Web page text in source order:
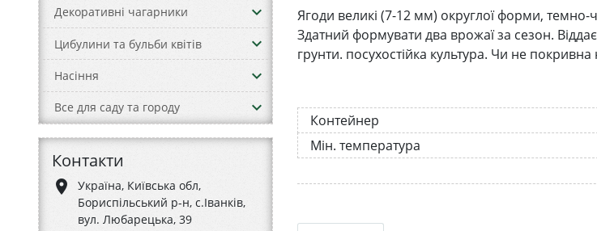
Декоративні чагарники keyboard_arrow_down
Цибулини та бульби квітів keyboard_arrow_down
Насіння keyboard_arrow_down
Все для саду та городу keyboard_arrow_down
Контакти
place
Україна, Київська обл,
Бориспільський р-н, с.Іванків,
вул. Любарецька, 39
Ягоди великі (7-12 мм) округлої форми, темно-
Здатний формувати два врожаї за сезон.
грунти. посухостійка культура. Чи не покривна
Контейнер
Мін. температура